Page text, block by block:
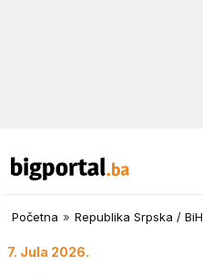
Početna » Republika Srpska / BiH
7. Jula 2026.